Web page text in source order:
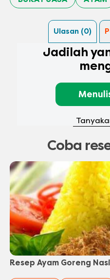
Ulasan (0)
Jadilah
Coba
Resep Ayam Goreng